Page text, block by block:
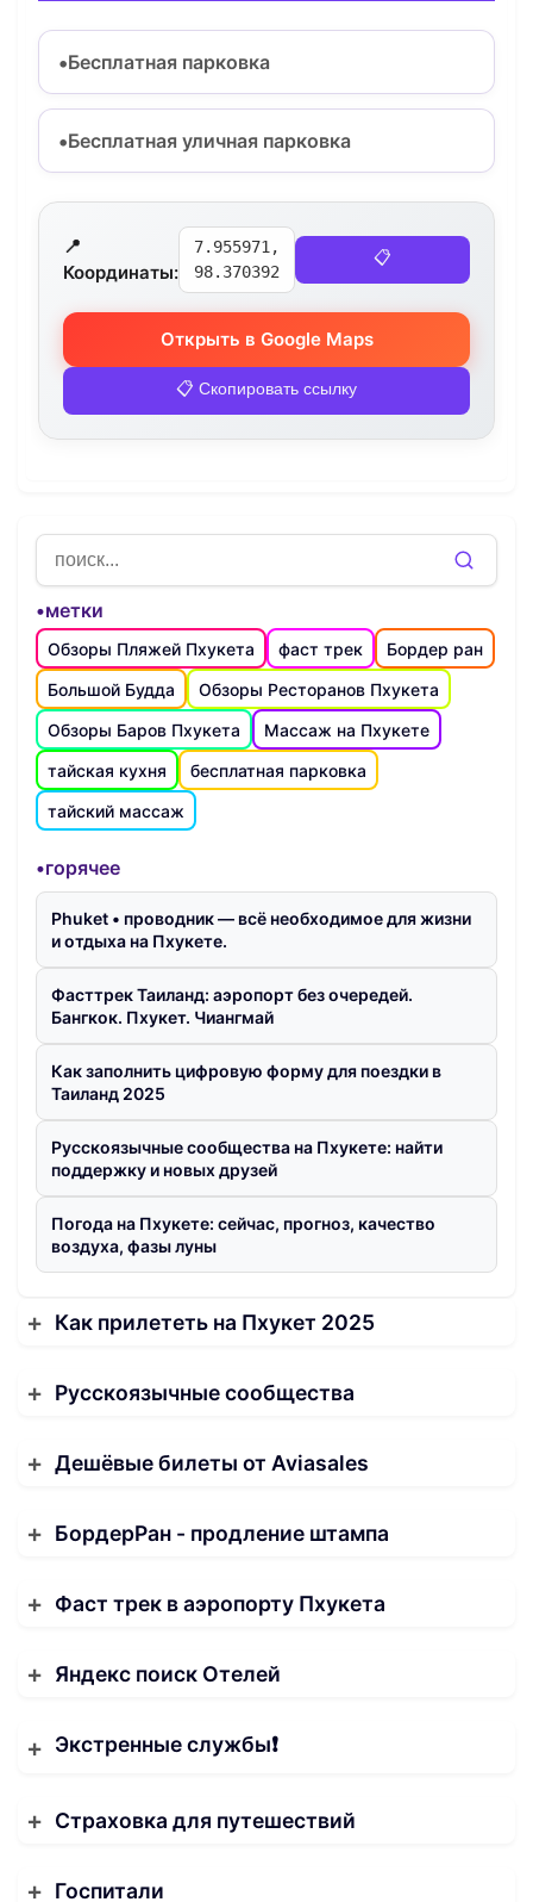
Бесплатная парковка
Бесплатная уличная парковка
📍
Координаты:
7.955971,
98.370392
📋
Открыть в Google Maps
📋 Скопировать ссылку
•метки
Обзоры Пляжей Пхукета фаст трек
Бордер ран
Большой Будда
Обзоры Ресторанов Пхукета
Обзоры Баров Пхукета
Массаж на Пхукете
тайская кухня
бесплатная парковка
тайский массаж
•горячее
Phuket • проводник — всё необходимое для жизни
и отдыха на Пхукете.
Фасттрек Таиланд: аэропорт без очередей.
Бангкок. Пхукет. Чиангмай
Как заполнить цифровую форму для поездки в
Таиланд 2025
Русскоязычные сообщества на Пхукете: найти
поддержку и новых друзей
Погода на Пхукете: сейчас, прогноз, качество
воздуха, фазы луны
Как прилететь на Пхукет 2025
Русскоязычные сообщества
Дешёвые билеты от Aviasales
БордерРан - продление штампа
Фаст трек в аэропорту Пхукета
Яндекс поиск Отелей
Экстренные службы❗️
Страховка для путешествий
Госпитали